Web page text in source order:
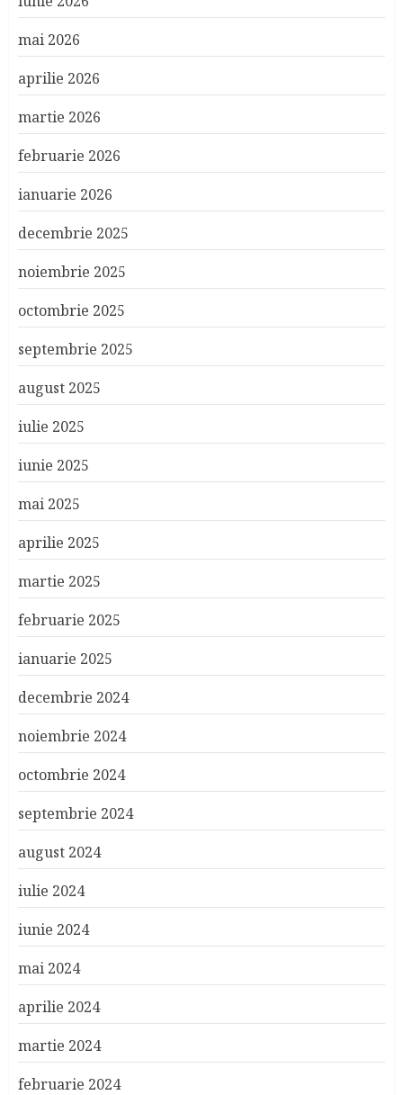
mai 2026
aprilie 2026
martie 2026
februarie 2026
ianuarie 2026
decembrie 2025
noiembrie 2025
octombrie 2025
septembrie 2025
august 2025
iulie 2025
iunie 2025
mai 2025
aprilie 2025
martie 2025
februarie 2025
ianuarie 2025
decembrie 2024
noiembrie 2024
octombrie 2024
septembrie 2024
august 2024
iulie 2024
iunie 2024
mai 2024
aprilie 2024
martie 2024
februarie 2024